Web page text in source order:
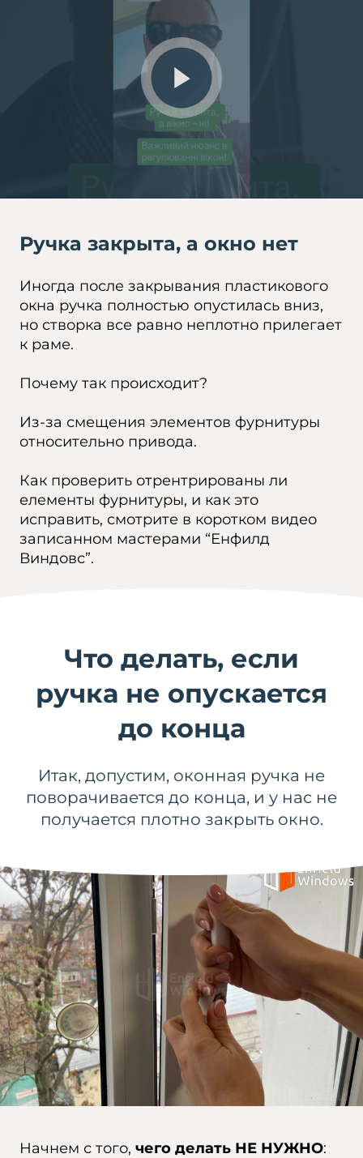
Ручка закрыта, а окно нет
Иногда после закрывания пластикового
окна ручка полностью опустилась вниз,
но створка все равно неплотно прилегает
к раме.
Почему так происходит?
Из-за смещения элементов фурнитуры
относительно привода.
Как проверить отрентрированы ли
елементы фурнитуры, и как это
исправить, смотрите в коротком видео
записанном мастерами “Енфилд
Виндовс”.
Что делать, если
ручка не опускается
до конца
Итак, допустим, оконная ручка не
поворачивается до конца, и у нас не
получается плотно закрыть окно.
Начнем с того, чего делать НЕ НУЖНО: